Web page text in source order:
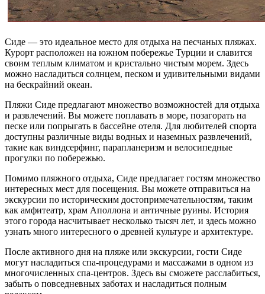
Сиде — это идеальное место для отдыха на песчаных пляжах.
Курорт расположен на южном побережье Турции и славится
своим теплым климатом и кристально чистым морем. Здесь
можно насладиться солнцем, песком и удивительными видами
на бескрайний океан.
Пляжи Сиде предлагают множество возможностей для отдыха
и развлечений. Вы можете поплавать в море, позагорать на
песке или попрыгать в бассейне отеля. Для любителей спорта
доступны различные виды водных и наземных развлечений,
такие как виндсерфинг, парапланеризм и велосипедные
прогулки по побережью.
Помимо пляжного отдыха, Сиде предлагает гостям множество
интересных мест для посещения. Вы можете отправиться на
экскурсии по историческим достопримечательностям, таким
как амфитеатр, храм Аполлона и античные руины. История
этого города насчитывает несколько тысяч лет, и здесь можно
узнать много интересного о древней культуре и архитектуре.
После активного дня на пляже или экскурсии, гости Сиде
могут насладиться спа-процедурами и массажами в одном из
многочисленных спа-центров. Здесь вы сможете расслабиться,
забыть о повседневных заботах и насладиться полным